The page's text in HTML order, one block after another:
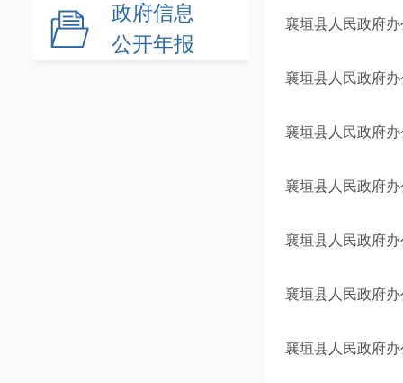
政府信息
公开年报
襄垣县人民政府
襄垣县人民政府
襄垣县人民政府
襄垣县人民政府
襄垣县人民政府
襄垣县人民政府
襄垣县人民政府